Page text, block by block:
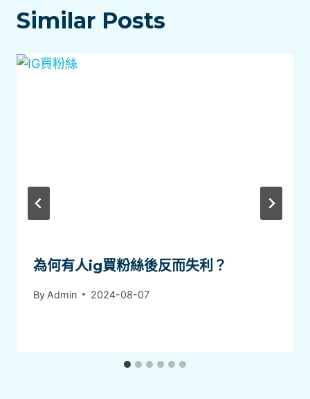
Similar Posts
為何有人ig買粉絲後反而失利？
By Admin 2024-08-07